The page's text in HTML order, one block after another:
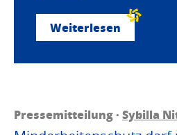
Weiterlesen
Pressemitteilung · Sybilla